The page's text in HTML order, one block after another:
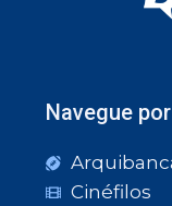
Navegue
Cinéfilos